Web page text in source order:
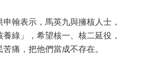
翰表示，馬英九與擁核人士，
綠」，希望核一、核二延役，
痛，把他們當成不存在。